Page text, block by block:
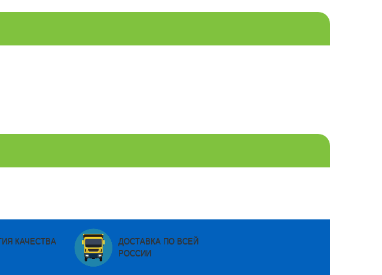
КАЧЕСТВА
ДОСТАВКА ПО ВСЕЙ
РОССИИ